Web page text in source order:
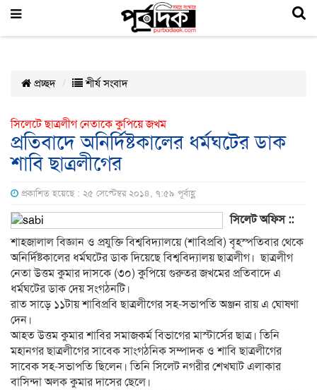
প্রচ্ছদ শীর্ষ সংবাদ
সিলেটে ছাত্রলীগ নেতাকে কুপিয়ে জখম
প্রতিবাদে অনির্দিষ্টকালের ধর্মঘটের ডাক
শাবি ছাত্রলীগের
প্রকাশিত হয়েছে : ২৫ সেপ্টেম্বর ২০১৪, ৭:৫৯ পূর্বাহ্ণ
সিলেটঅফিস ::
শাহজালাল বিজ্ঞান ও প্রযুক্তি বিশ্ববিদ্যালয়ে (শাবিপ্রবি) বৃহস্পতিবার থেকে
অনির্দিষ্টকালের ধর্মঘটের ডাক দিয়েছে বিশ্ববিদ্যালয় ছাত্রলীগ। ছাত্রলীগ
নেতা উত্তম কুমার দাসকে (৩০) কুপিয়ে গুরুতর জখমের প্রতিবাদে এ
ধর্মঘটের ডাক দেয় সংগঠনটি।
রাত সাড়ে ১১টায় শাবিপ্রবি ছাত্রলীগের সহ-সভাপতি অঞ্জন রায় এ ঘোষণা
দেন।
আহত উত্তম কুমার শাবির সমাজকর্ম বিভাগের মাস্টার্সের ছাত্র। তিনি
মহানগর ছাত্রলীগের সাবেক সাংগঠনিক সম্পাদক ও শাবি ছাত্রলীগের
সাবেক সহ-সভাপতি ছিলেন। তিনি সিলেট নগরীর শেখঘাট এলাকার
বাসিন্দা অলক কুমার দাসের ছেলে।